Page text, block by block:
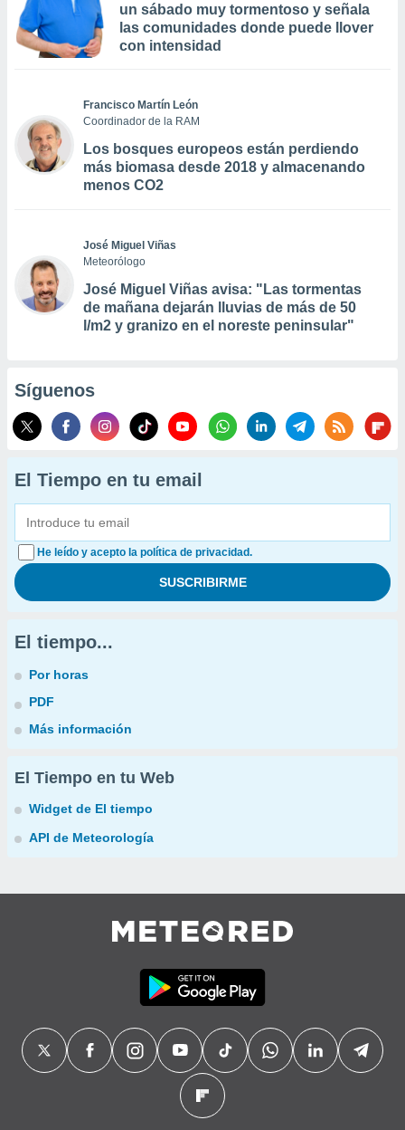
un sábado muy tormentoso y señala
las comunidades donde puede llover
con intensidad
Francisco Martín León
Coordinador de la RAM
Los bosques europeos están perdiendo
más biomasa desde 2018 y almacenando
menos CO2
José Miguel Viñas
Meteorólogo
José Miguel Viñas avisa: "Las tormentas
de mañana dejarán lluvias de más de 50
l/m2 y granizo en el noreste peninsular"
Síguenos
El Tiempo en tu email
He leído y acepto la política de privacidad.
El tiempo...
Por horas
PDF
Más información
El Tiempo en tu Web
Widget de El tiempo
API de Meteorología